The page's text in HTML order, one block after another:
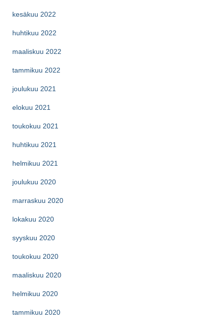
kesäkuu 2022
huhtikuu 2022
maaliskuu 2022
tammikuu 2022
joulukuu 2021
elokuu 2021
toukokuu 2021
huhtikuu 2021
helmikuu 2021
joulukuu 2020
marraskuu 2020
lokakuu 2020
syyskuu 2020
toukokuu 2020
maaliskuu 2020
helmikuu 2020
tammikuu 2020